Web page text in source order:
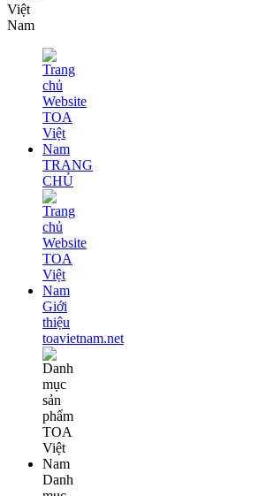
TRANG
CHỦ
Giới
thiệu
toavietnam.net
Danh